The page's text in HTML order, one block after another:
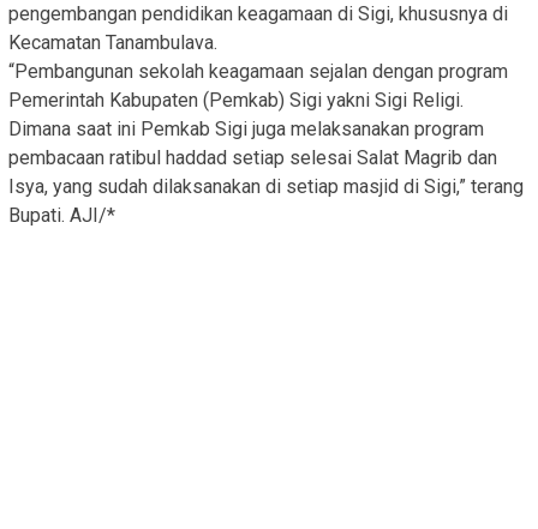
pengembangan pendidikan keagamaan di Sigi, khususnya di
Kecamatan Tanambulava.
“Pembangunan sekolah keagamaan sejalan dengan program
Pemerintah Kabupaten (Pemkab) Sigi yakni Sigi Religi.
Dimana saat ini Pemkab Sigi juga melaksanakan program
pembacaan ratibul haddad setiap selesai Salat Magrib dan
Isya, yang sudah dilaksanakan di setiap masjid di Sigi,” terang
Bupati. AJI/*